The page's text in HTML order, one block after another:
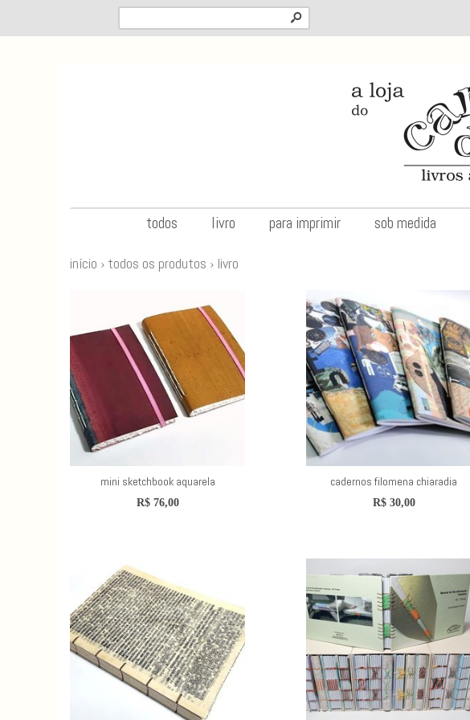
s
todos livro para imprimir sob medida
início › todos os produtos › livro
mini sketchbook aquarela
R$ 76,00
cadernos filomena chiaradia
R$ 30,00